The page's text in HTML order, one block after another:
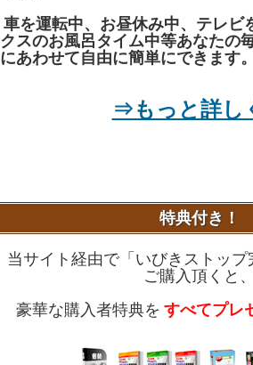
車を運転中、お昼休み中、テレビ
クスのお風呂タイム中等あなたの
にあわせて自由に簡単にできます。
⇒もっと詳し
特典付き！
当サイト経由で「いびきストッ
ご購入頂くと、
豪華な購入者特典を すべてプレ